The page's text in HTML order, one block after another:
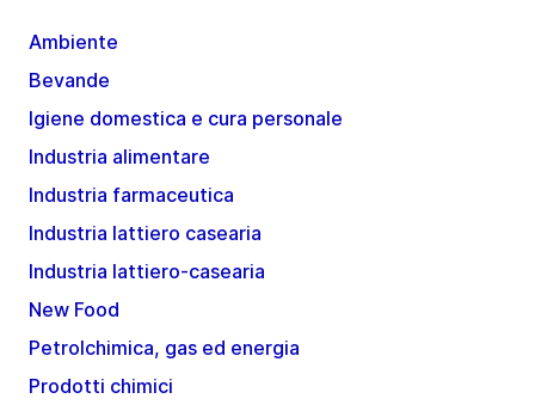
Ambiente
Bevande
Igiene domestica e cura personale
Industria alimentare
Industria farmaceutica
Industria lattiero casearia
Industria lattiero-casearia
New Food
Petrolchimica, gas ed energia
Prodotti chimici